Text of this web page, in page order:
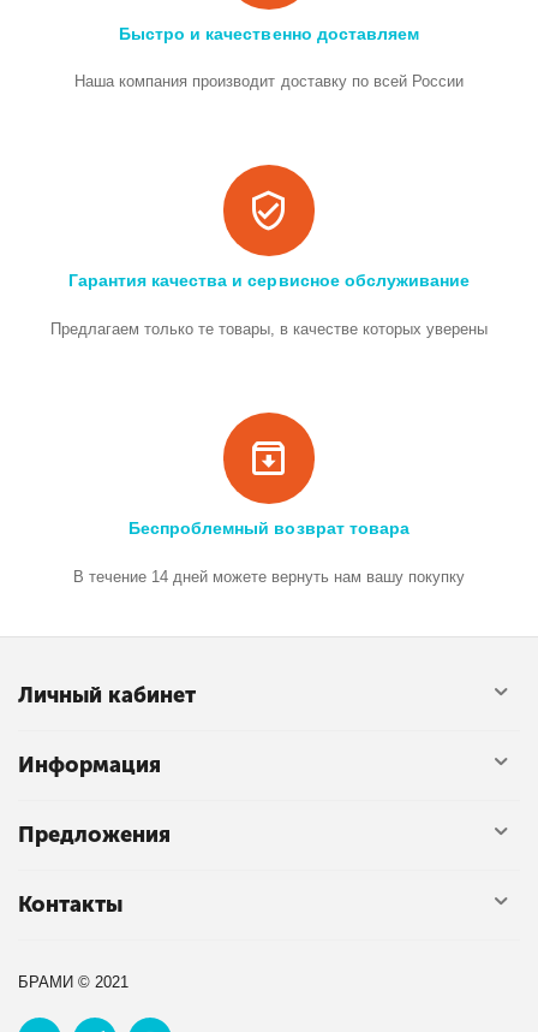
Быстро и качественно доставляем
Наша компания производит доставку по всей России
Гарантия качества и сервисное обслуживание
Предлагаем только те товары, в качестве которых уверены
Беспроблемный возврат товара
В течение 14 дней можете вернуть нам вашу покупку
Личный кабинет
Информация
Предложения
Контакты
БРАМИ © 2021